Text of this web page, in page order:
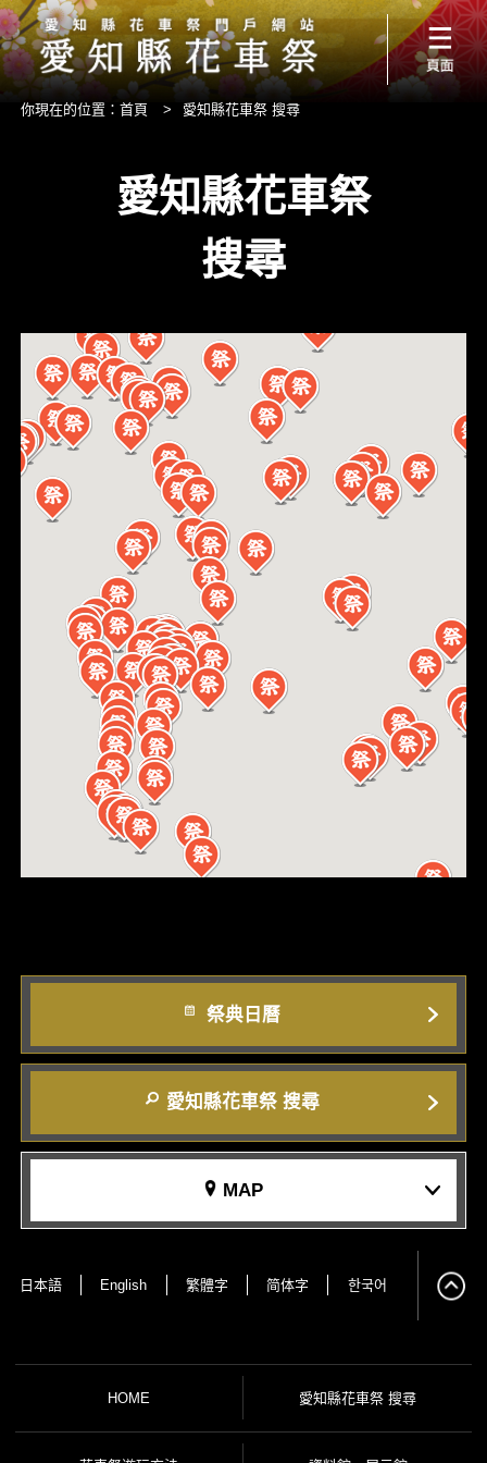
你現在的位置： 首頁 > 愛知縣花車祭 搜尋
愛知縣花車祭
搜尋
祭典日曆
愛知縣花車祭 搜尋
MAP
日本語 English 繁體字 简体字 한국어
HOME 愛知縣花車祭 搜尋